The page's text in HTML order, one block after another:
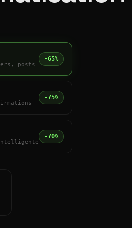
posts
-65%
-75%
intelligente
-70%